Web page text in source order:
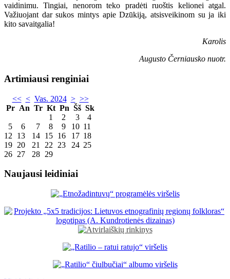
vaidinimu. Tingiai, nenorom teko pradėti ruoštis kelionei atgal.
Važiuojant dar sukos mintys apie Dzūkiją, atsisveikinom su ja iki
kito savaitgalia!
Karolis
Augusto Černiausko nuotr.
Artimiausi renginiai
<< < Vas. 2024 > >>
Pr An Tr Kt Pn Šš Sk
1
2 3
4
5
6 7 8 9 10 11
12
13 14 15 16 17 18
19 20 21 22 23 24 25
26 27 28 29
Naujausi leidiniai